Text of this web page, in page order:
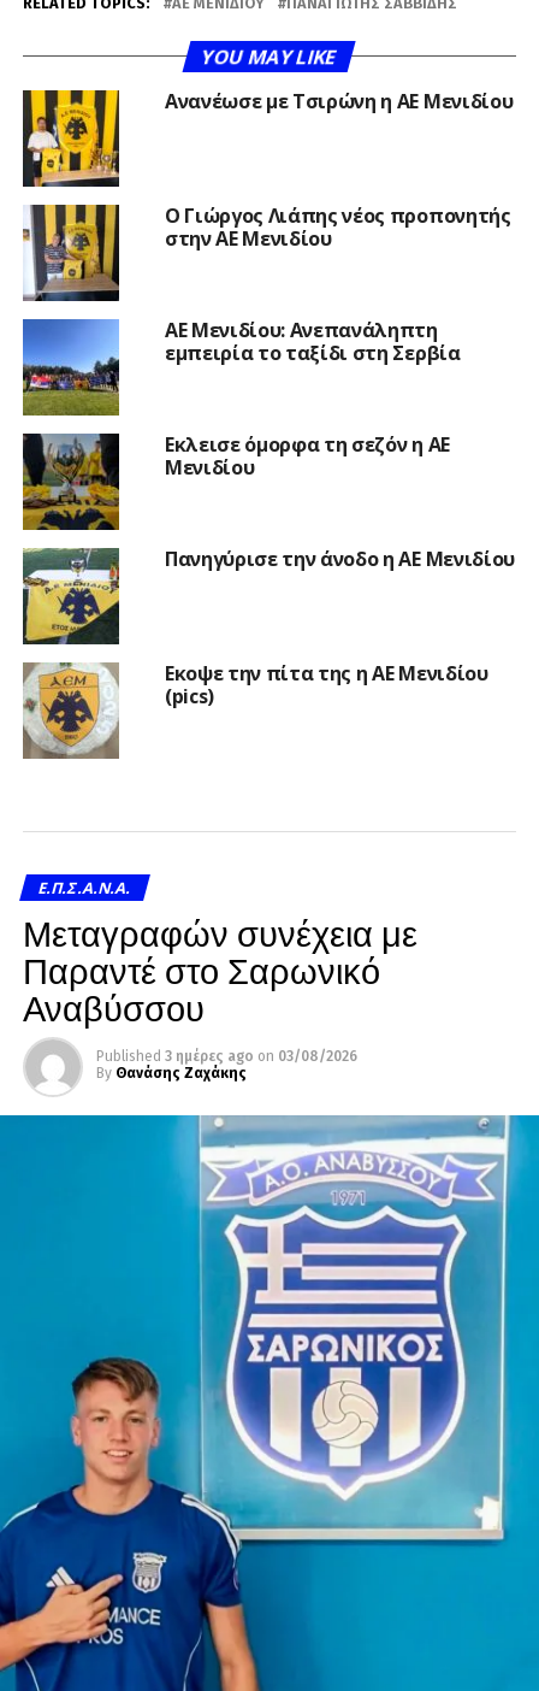
YOU MAY LIKE
Ανανέωσε με Τσιρώνη η ΑΕ Μενιδίου
Ο Γιώργος Λιάπης νέος προπονητής
στην ΑΕ Μενιδίου
ΑΕ Μενιδίου: Ανεπανάληπτη
εμπειρία το ταξίδι στη Σερβία
Εκλεισε όμορφα τη σεζόν η ΑΕ
Μενιδίου
Πανηγύρισε την άνοδο η ΑΕ Μενιδίου
Εκοψε την πίτα της η ΑΕ Μενιδίου
(pics)
Ε.Π.Σ.Α.Ν.Α.
Μεταγραφών συνέχεια με
Παραντέ στο Σαρωνικό
Αναβύσσου
Published 3 ημέρες ago on 03/08/2026
By Θανάσης Ζαχάκης